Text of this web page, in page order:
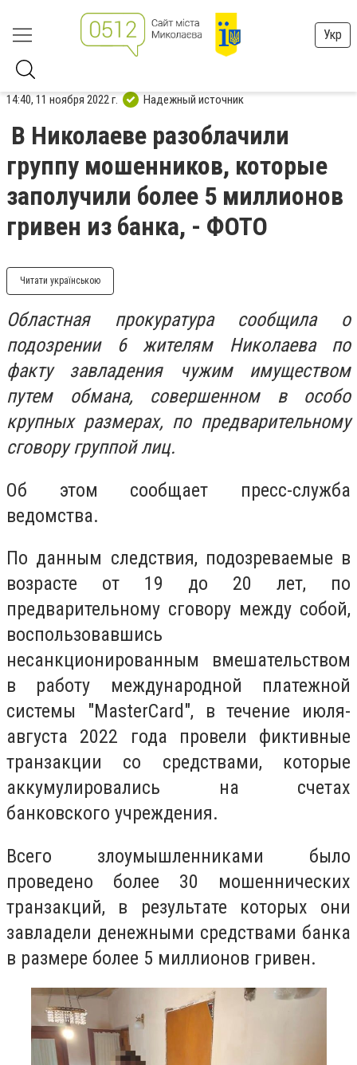
Укр
14:40, 11 ноября 2022 г. Надежный источник
В Николаеве разоблачили
группу мошенников, которые
заполучили более 5 миллионов
гривен из банка, - ФОТО
Читати українською
Областная прокуратура сообщила о
подозрении 6 жителям Николаева по
факту завладения чужим имуществом
путем обмана, совершенном в особо
крупных размерах, по предварительному
сговору группой лиц.
Об этом сообщает пресс-служба
ведомства.
По данным следствия, подозреваемые в
возрасте от 19 до 20 лет, по
предварительному сговору между собой,
воспользовавшись
несанкционированным вмешательством
в работу международной платежной
системы "MasterCard", в течение июля-
августа 2022 года провели фиктивные
транзакции со средствами, которые
аккумулировались на счетах
банковского учреждения.
Всего злоумышленниками было
проведено более 30 мошеннических
транзакций, в результате которых они
завладели денежными средствами банка
в размере более 5 миллионов гривен.